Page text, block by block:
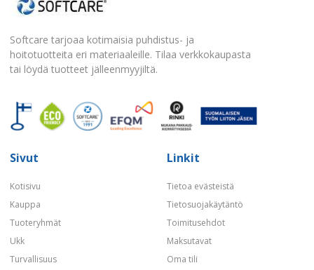
Softcare tarjoaa kotimaisia puhdistus- ja
hoitotuotteita eri materiaaleille. Tilaa verkkokaupasta
tai löydä tuotteet jälleenmyyjiltä.
Sivut
Kotisivu
Kauppa
Tuoteryhmät
Ukk
Turvallisuus
Linkit
Tietoa evästeistä
Tietosuojakäytäntö
Toimitusehdot
Maksutavat
Oma tili